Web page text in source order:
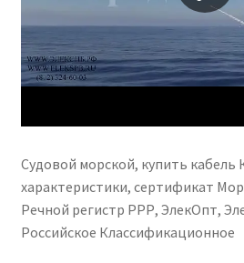
Судовой морской, купить кабель
характеристики, сертификат
Речной регистр РРР, ЭлекОпт,
Российское Классификационное